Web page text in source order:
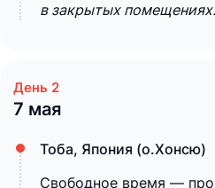
в закрытых помещениях.
7 мая
Тоба, Япония (о.Хонсю)
Свободное время —